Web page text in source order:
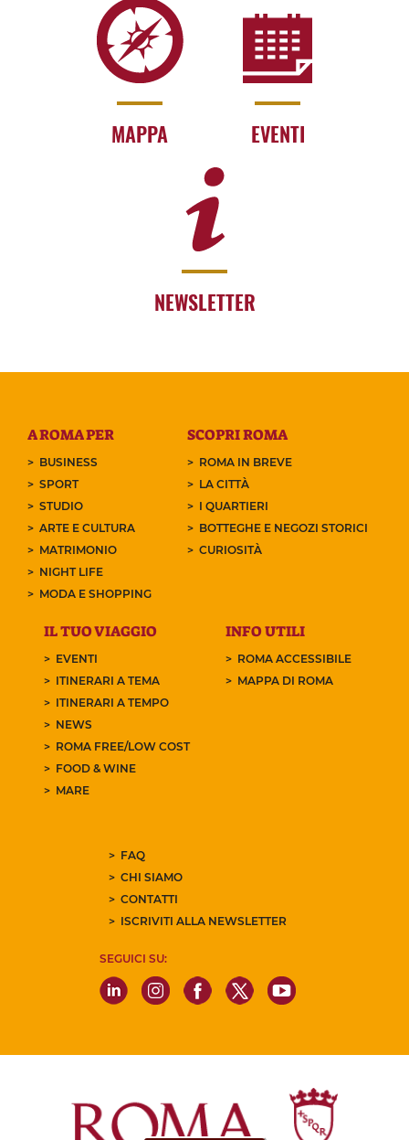
MAPPA EVENTI
NEWSLETTER
A ROMA PER
BUSINESS
SPORT
STUDIO
ARTE E CULTURA
MATRIMONIO
NIGHT LIFE
MODA E SHOPPING
SCOPRI ROMA
ROMA IN BREVE
LA CITTÀ
I QUARTIERI
BOTTEGHE E NEGOZI STORICI
CURIOSITÀ
IL TUO VIAGGIO
EVENTI
ITINERARI A TEMA
ITINERARI A TEMPO
NEWS
ROMA FREE/LOW COST
FOOD & WINE
MARE
INFO UTILI
ROMA ACCESSIBILE
MAPPA DI ROMA
FAQ
CHI SIAMO
CONTATTI
ISCRIVITI ALLA NEWSLETTER
SEGUICI SU: